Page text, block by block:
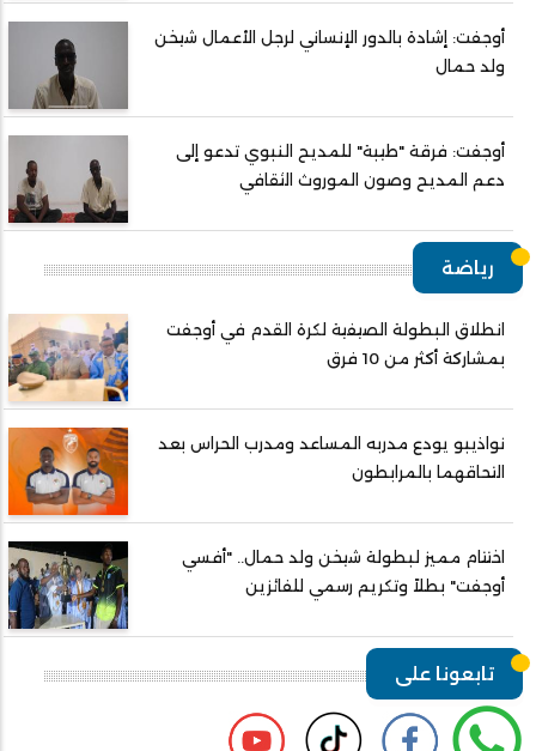
أوجفت: إشادة بالدور الإنساني لرجل الأعمال شيخن
ولد حمال
أوجفت: فرقة "طيبة" للمديح النبوي تدعو إلى
دعم المديح وصون الموروث الثقافي
رياضة
انطلاق البطولة الصيفية لكرة القدم في أوجفت
بمشاركة أكثر من 10 فرق
نواذيبو يودع مدربه المساعد ومدرب الحراس بعد
التحاقهما بالمرابطون
اختتام مميز لبطولة شيخن ولد حمال.. "أفسي
أوجفت" بطلاً وتكريم رسمي للفائزين
تابعونا على